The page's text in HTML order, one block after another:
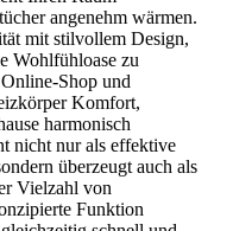
angenehm wärmen.
mit stilvollem Design,
Wohlfühloase zu
Shop und
Komfort,
harmonisch
nicht nur als effektive
überzeugt auch als
Vielzahl von
Funktion